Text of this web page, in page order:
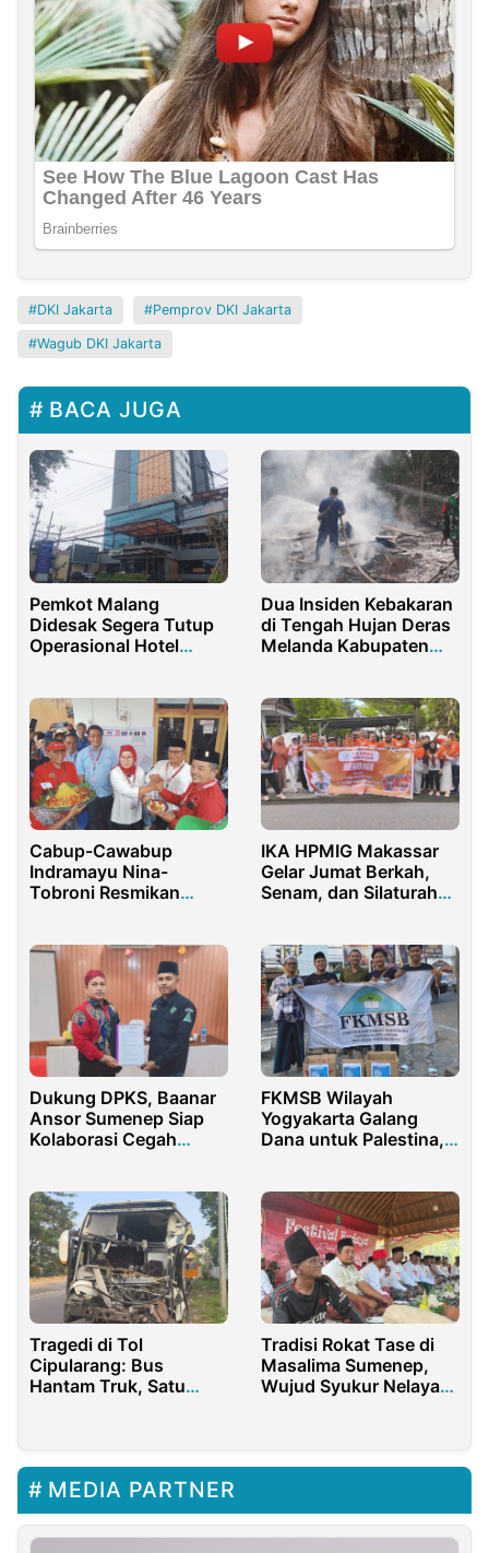
DKI Jakarta Pemprov DKI Jakarta
Wagub DKI Jakarta
BACA JUGA
Pemkot Malang
Didesak Segera Tutup
Operasional Hotel
Dua Insiden Kebakaran
di Tengah Hujan Deras
Melanda Kabupaten
Cabup-Cawabup
Indramayu Nina-
Tobroni Resmikan
Pendukung Hingga
Mantan Kapolri
IKA HPMIG Makassar
Gelar Jumat Berkah,
Senam, dan Silaturahmi
Dukung DPKS, Baanar
Ansor Sumenep Siap
Kolaborasi Cegah
FKMSB Wilayah
Yogyakarta Galang
Dana untuk Palestina,
Semua!
Tragedi di Tol
Cipularang: Bus
Hantam Truk, Satu
Tradisi Rokat Tase di
Masalima Sumenep,
Wujud Syukur Nelayan
MEDIA PARTNER